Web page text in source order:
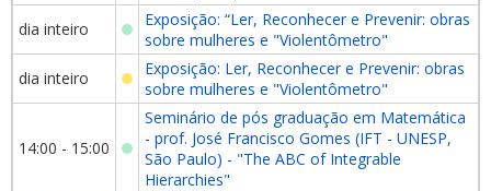
dia inteiro
Exposição: “Ler, Reconhecer e Prevenir: obras
sobre mulheres e "Violentômetro"
dia inteiro
Exposição: Ler, Reconhecer e Prevenir: obras
sobre mulheres e "Violentômetro"
14:00 - 15:00
Seminário de pós graduação em Matemática
- prof. José Francisco Gomes (IFT - UNESP,
São Paulo) - "The ABC of Integrable
Hierarchies"